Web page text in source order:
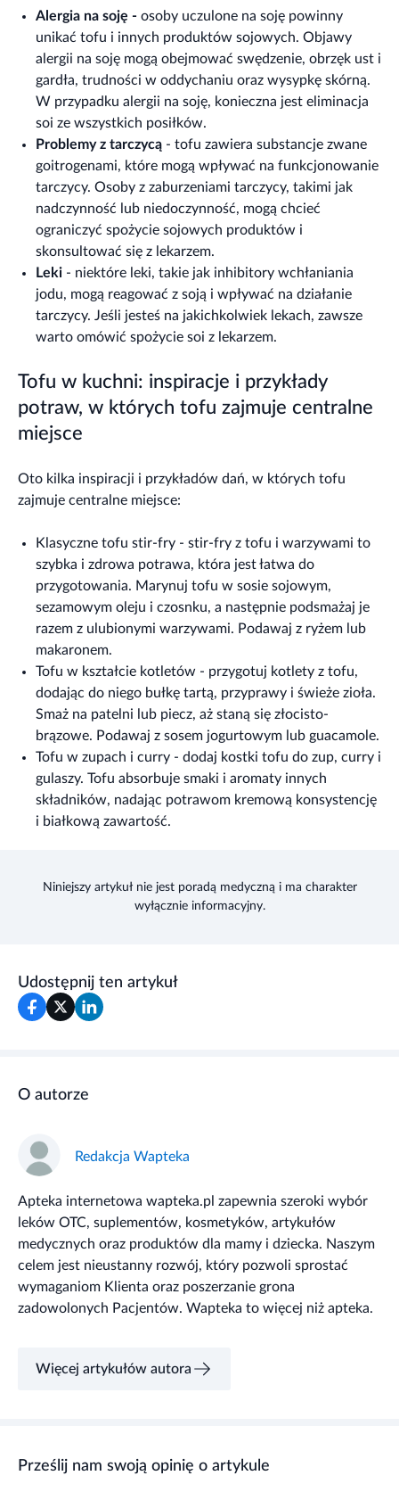
Alergia na soję - osoby uczulone na soję powinny
unikać tofu i innych produktów sojowych. Objawy
alergii na soję mogą obejmować swędzenie, obrzęk ust i
gardła, trudności w oddychaniu oraz wysypkę skórną.
W przypadku alergii na soję, konieczna jest eliminacja
soi ze wszystkich posiłków.
Problemy z tarczycą - tofu zawiera substancje zwane
goitrogenami, które mogą wpływać na funkcjonowanie
tarczycy. Osoby z zaburzeniami tarczycy, takimi jak
nadczynność lub niedoczynność, mogą chcieć
ograniczyć spożycie sojowych produktów i
skonsultować się z lekarzem.
Leki - niektóre leki, takie jak inhibitory wchłaniania
jodu, mogą reagować z soją i wpływać na działanie
tarczycy. Jeśli jesteś na jakichkolwiek lekach, zawsze
warto omówić spożycie soi z lekarzem.
Tofu w kuchni: inspiracje i przykłady
potraw, w których tofu zajmuje centralne
miejsce
Oto kilka inspiracji i przykładów dań, w których tofu
zajmuje centralne miejsce:
Klasyczne tofu stir-fry - stir-fry z tofu i warzywami to
szybka i zdrowa potrawa, która jest łatwa do
przygotowania. Marynuj tofu w sosie sojowym,
sezamowym oleju i czosnku, a następnie podsmażaj je
razem z ulubionymi warzywami. Podawaj z ryżem lub
makaronem.
Tofu w kształcie kotletów - przygotuj kotlety z tofu,
dodając do niego bułkę tartą, przyprawy i świeże zioła.
Smaż na patelni lub piecz, aż staną się złocisto-
brązowe. Podawaj z sosem jogurtowym lub guacamole.
Tofu w zupach i curry - dodaj kostki tofu do zup, curry i
gulaszy. Tofu absorbuje smaki i aromaty innych
składników, nadając potrawom kremową konsystencję
i białkową zawartość.
Niniejszy artykuł nie jest poradą medyczną i ma charakter
wyłącznie informacyjny.
Udostępnij ten artykuł
O autorze
Redakcja Wapteka
Apteka internetowa wapteka.pl zapewnia szeroki wybór
leków OTC, suplementów, kosmetyków, artykułów
medycznych oraz produktów dla mamy i dziecka. Naszym
celem jest nieustanny rozwój, który pozwoli sprostać
wymaganiom Klienta oraz poszerzanie grona
zadowolonych Pacjentów. Wapteka to więcej niż apteka.
Więcej artykułów autora
Prześlij nam swoją opinię o artykule